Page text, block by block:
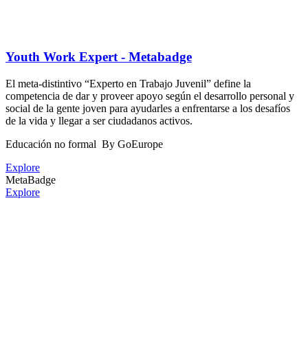
Youth Work Expert - Metabadge
El meta-distintivo “Experto en Trabajo Juvenil” define la
competencia de dar y proveer apoyo según el desarrollo personal y
social de la gente joven para ayudarles a enfrentarse a los desafíos
de la vida y llegar a ser ciudadanos activos.
Educación no formal By GoEurope
Explore
MetaBadge
Explore